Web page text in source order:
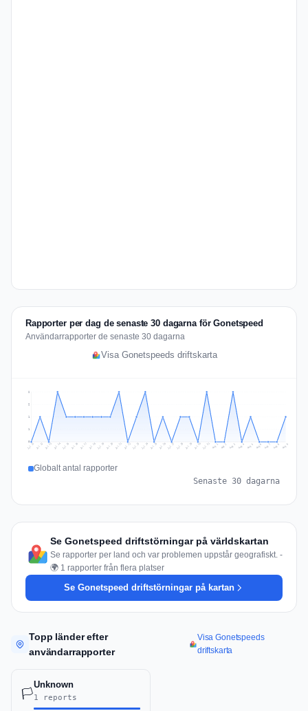
Rapporter per dag de senaste 30 dagarna för Gonetspeed
Användarrapporter de senaste 30 dagarna
Visa Gonetspeeds driftskarta
1
1
2
2
Jul 11 Jul 12 Jul 13 Jul 14 Jul 15 Jul 16 Jul 17 Jul 18 Jul 19 Jul 20 Jul 21 Jul 22 Jul 23 Jul 24 Jul 25 Jul 26 Jul 27 Jul 28 Jul 29 Jul 30 Jul 31 Aug 1 Aug 2 Aug 3 Aug 4 Aug 5 Aug 6 Aug 7 Aug 8 Aug 9
Globalt antal rapporter
Senaste 30 dagarna
Se Gonetspeed driftstörningar på världskartan
Se rapporter per land och var problemen uppstår geografiskt. -
🌍 1 rapporter från flera platser
Se Gonetspeed driftstörningar på kartan
Topp länder efter
användarrapporter
Visa Gonetspeeds
driftskarta
🏳️
Unknown
1 reports